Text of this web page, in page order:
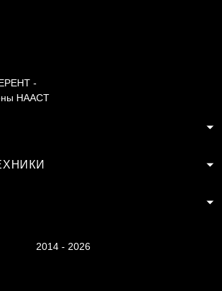
-
НААСТ
2014 - 2026